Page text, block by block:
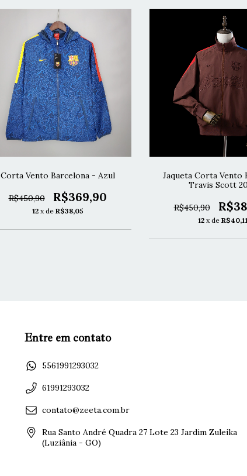
Corta Vento Barcelona - Azul
R$450,90 R$369,90
12 x de R$38,05
Jaqueta Corta Vento
Travis Scott
R$450,90
12 x de R$40,11
Entre em contato
5561991293032
61991293032
contato@zeeta.com.br
Rua Santo André Quadra 27 Lote 23 Jardim Zuleika
(Luziânia - GO)